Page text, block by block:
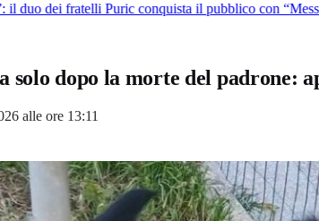
duo dei fratelli Puric conquista il pubblico con
solo dopo la morte del
alle ore 13:11